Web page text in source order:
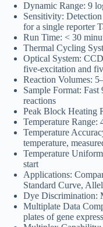
Dynamic Range: 9
Sensitivity:
for a single reporter
Run Time: < 30
Thermal Cycling
Optical System:
five-excitation and
Reaction Volumes:
Sample Format:
reactions
Peak Block Heating
Temperature Range:
Temperature
temperature,
Temperature
start
Applications:
Standard Curve,
Dye Discrimination:
Multiplate Data
plates of gene